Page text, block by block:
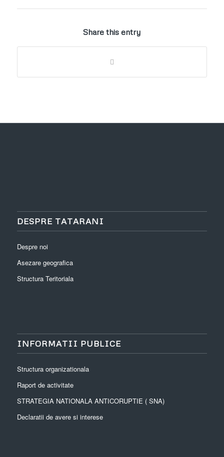
Share this entry
DESPRE TATARANI
Despre noi
Asezare geografica
Structura Teritoriala
INFORMATII PUBLICE
Structura organizationala
Raport de activitate
STRATEGIA NATIONALA ANTICORUPTIE ( SNA)
Declaratii de avere si interese